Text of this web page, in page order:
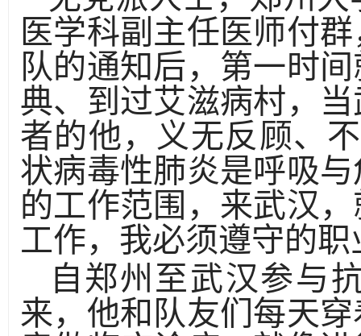
医学科副主任医师付
队的通知后，第一时
典、到过艾滋病村，
者的他，义无反顾、
状病毒性肺炎是呼吸
的工作范围，来武汉
工作，我必须遵守的
自郑州至武汉参与
来，他和队友们每天